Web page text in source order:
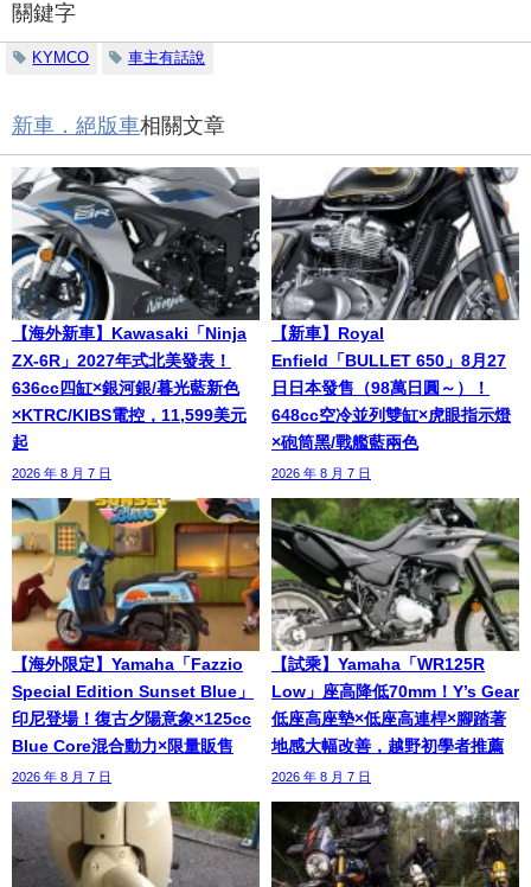
關鍵字
KYMCO 車主有話說
新車．絕版車相關文章
【海外新車】Kawasaki「Ninja
ZX-6R」2027年式北美發表！
636cc四缸×銀河銀/暮光藍新色
×KTRC/KIBS電控，11,599美元
起
2026 年 8 月 7 日
【新車】Royal
Enfield「BULLET 650」8月27
日日本發售（98萬日圓～）！
648cc空冷並列雙缸×虎眼指示燈
×砲筒黑/戰艦藍兩色
2026 年 8 月 7 日
【海外限定】Yamaha「Fazzio
Special Edition Sunset Blue」
印尼登場！復古夕陽意象×125cc
Blue Core混合動力×限量販售
2026 年 8 月 7 日
【試乘】Yamaha「WR125R
Low」座高降低70mm！Y’s Gear
低座高座墊×低座高連桿×腳踏著
地感大幅改善，越野初學者推薦
2026 年 8 月 7 日